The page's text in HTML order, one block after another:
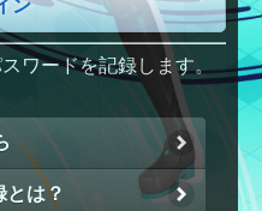
ン
ワードを記録します。
は？